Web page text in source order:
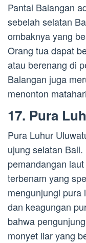
Pantai Balangan
sebelah selatan
ombaknya yang
Orang tua dapat
atau berenang di
Balangan juga
menonton
17. Pura
Pura Luhur
ujung selatan
pemandangan
terbenam yang
mengunjungi pura
dan keagungan
bahwa
monyet liar yang